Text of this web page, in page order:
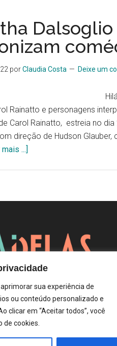
sua experiência de
ou conteúdo personalizado e
clicar em “Aceitar todos”, você
de cookies.
Dalsoglio
porClaudia Costa Deixe um
Rainatto e personagens
Carol Rainatto, estreia no
direção de Hudson
mais ...]